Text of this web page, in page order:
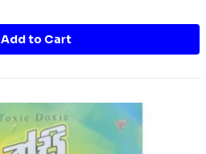
Add to Cart